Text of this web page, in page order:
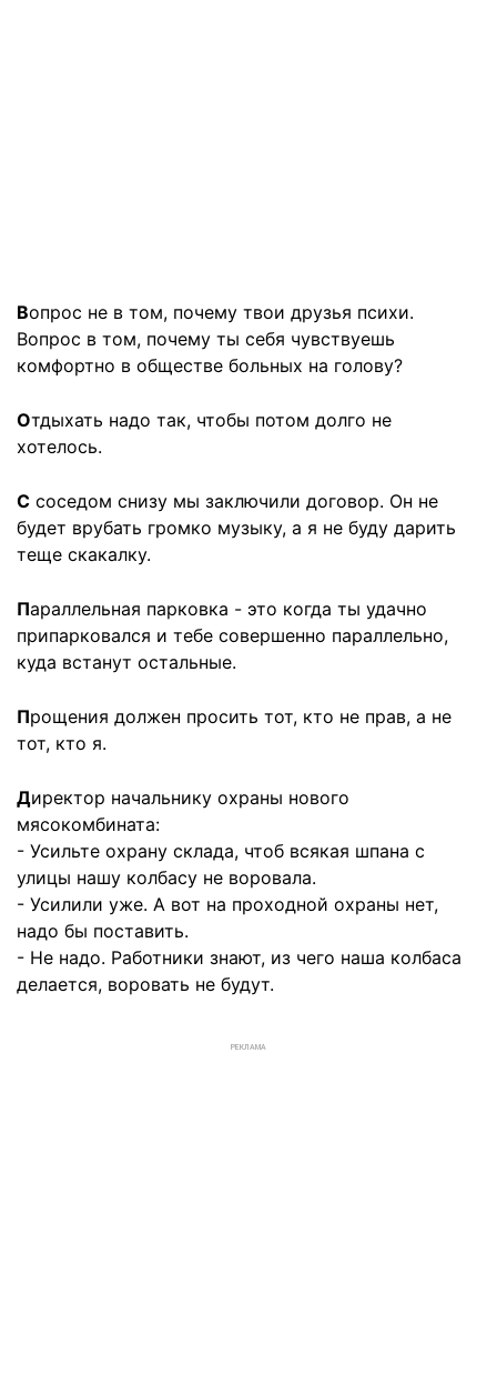
Вопрос не в том, почему твои друзья психи.
Вопрос в том, почему ты себя чувствуешь
комфортно в обществе больных на голову?
Отдыхать надо так, чтобы потом долго не
хотелось.
С соседом снизу мы заключили договор. Он не
будет врубать громко музыку, а я не буду дарить
теще скакалку.
Параллельная парковка - это когда ты удачно
припарковался и тебе совершенно параллельно,
куда встанут остальные.
Прощения должен просить тот, кто не прав, а не
тот, кто я.
Директор начальнику охраны нового
мясокомбината:
- Усильте охрану склада, чтоб всякая шпана с
улицы нашу колбасу не воровала.
- Усилили уже. А вот на проходной охраны нет,
надо бы поставить.
- Не надо. Работники знают, из чего наша колбаса
делается, воровать не будут.
РЕКЛАМА